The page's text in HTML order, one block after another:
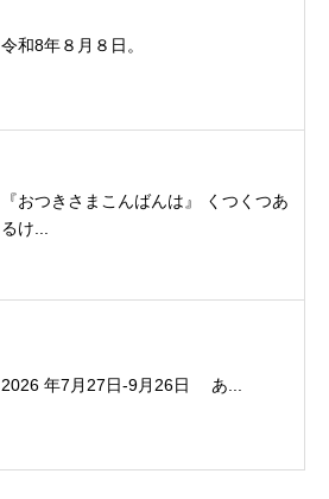
令和8年８月８日。
『おつきさまこんばんは』 くつくつあ
るけ...
2026 年7月27日-9月26日 あ...